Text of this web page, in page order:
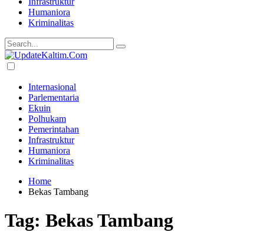
Humaniora
Kriminalitas
Internasional
Parlementaria
Ekuin
Polhukam
Pemerintahan
Infrastruktur
Humaniora
Kriminalitas
Home
Bekas Tambang
Tag: Bekas Tambang